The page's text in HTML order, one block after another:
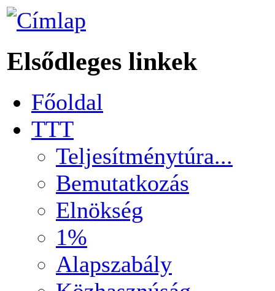
Elsődleges linkek
Főoldal
TTT
Teljesítménytúra...
Bemutatkozás
Elnökség
1%
Alapszabály